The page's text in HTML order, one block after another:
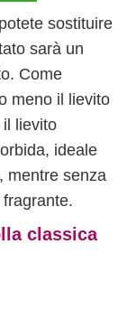
sostituire
sarà un
Come
meno il lievito
lievito
ideale
mentre senza
classica